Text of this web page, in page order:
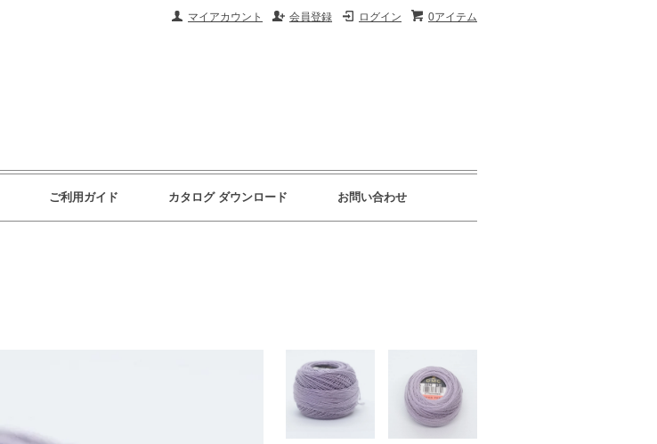
0アイテム
ログイン
会員登録
マイアカウント
ご利用ガイド カタログ ダウンロード お問い合わせ